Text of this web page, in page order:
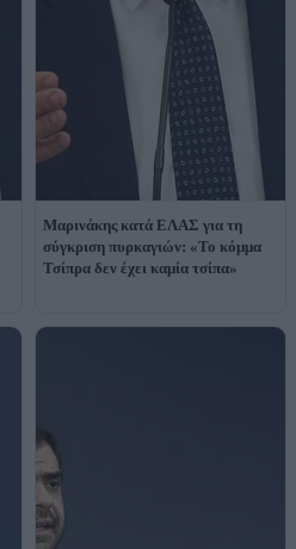
Μαρινάκης κατά ΕΛΑΣ για τη
σύγκριση πυρκαγιών: «Το κόμμα
Τσίπρα δεν έχει καμία τσίπα»